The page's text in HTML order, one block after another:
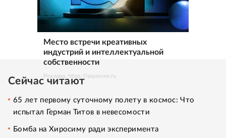
Место встречи креативных
индустрий и интеллектуальной
собственности
Реклама. https://ipquorum.ru
Сейчас читают
65 лет первому суточному полету в космос: Что
испытал Герман Титов в невесомости
Бомба на Хиросиму ради эксперимента